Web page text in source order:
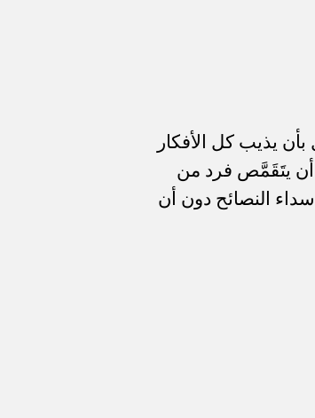
بأن يذيب كل الأفكار
يتَقَمَّص فرد من
النصائح دون أن